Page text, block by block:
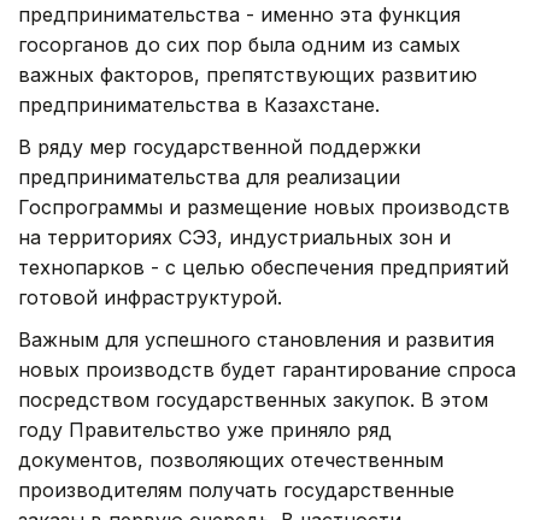
предпринимательства - именно эта функция
госорганов до сих пор была одним из самых
важных факторов, препятствующих развитию
предпринимательства в Казахстане.
В ряду мер государственной поддержки
предпринимательства для реализации
Госпрограммы и размещение новых производств
на территориях СЭЗ, индустриальных зон и
технопарков - с целью обеспечения предприятий
готовой инфраструктурой.
Важным для успешного становления и развития
новых производств будет гарантирование спроса
посредством государственных закупок. В этом
году Правительство уже приняло ряд
документов, позволяющих отечественным
производителям получать государственные